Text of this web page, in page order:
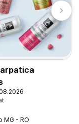
MG - RO